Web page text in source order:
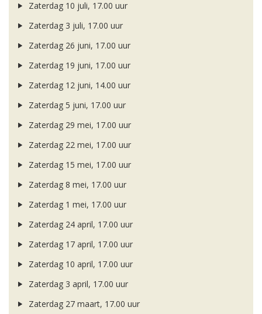
Zaterdag 10 juli, 17.00 uur
Zaterdag 3 juli, 17.00 uur
Zaterdag 26 juni, 17.00 uur
Zaterdag 19 juni, 17.00 uur
Zaterdag 12 juni, 14.00 uur
Zaterdag 5 juni, 17.00 uur
Zaterdag 29 mei, 17.00 uur
Zaterdag 22 mei, 17.00 uur
Zaterdag 15 mei, 17.00 uur
Zaterdag 8 mei, 17.00 uur
Zaterdag 1 mei, 17.00 uur
Zaterdag 24 april, 17.00 uur
Zaterdag 17 april, 17.00 uur
Zaterdag 10 april, 17.00 uur
Zaterdag 3 april, 17.00 uur
Zaterdag 27 maart, 17.00 uur